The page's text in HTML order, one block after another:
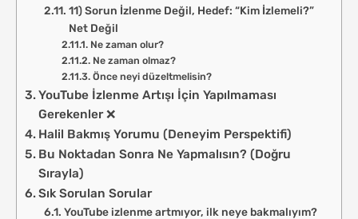
11) Sorun İzlenme Değil, Hedef: “Kim İzlemeli?”
Net Değil
Ne zaman olur?
Ne zaman olmaz?
Önce neyi düzeltmelisin?
YouTube İzlenme Artışı İçin Yapılmaması
Gerekenler ❌
Halil Bakmış Yorumu (Deneyim Perspektifi)
Bu Noktadan Sonra Ne Yapmalısın? (Doğru
Sırayla)
Sık Sorulan Sorular
YouTube izlenme artmıyor, ilk neye bakmalıyım?